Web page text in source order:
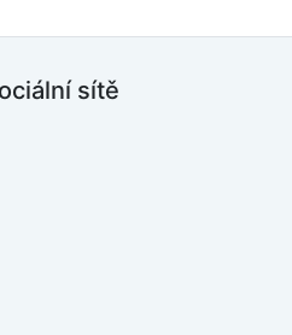
sítě